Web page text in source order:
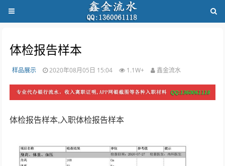
体检报告样本
样品展示 2020年08月05日 15:04 1.1W+ 鑫金流水
体检报告样本,入职体检报告样本